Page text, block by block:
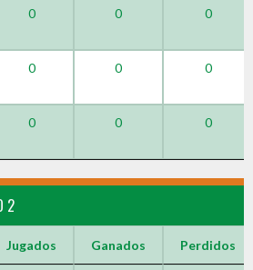
0 0 0
0 0 0
0 0 0
2
Jugados Ganados Perdidos